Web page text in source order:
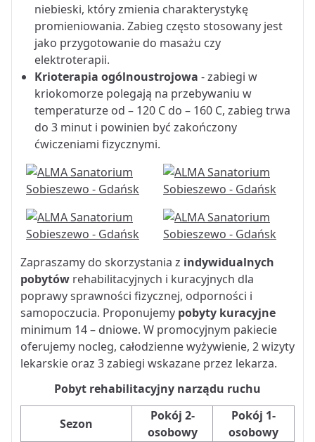
niebieski, który zmienia charakterystykę
promieniowania. Zabieg często stosowany jest
jako przygotowanie do masażu czy
elektroterapii.
Krioterapia ogólnoustrojowa - zabiegi w
kriokomorze polegają na przebywaniu w
temperaturze od – 120 C do – 160 C, zabieg trwa
do 3 minut i powinien być zakończony
ćwiczeniami fizycznymi.
Zapraszamy do skorzystania z indywidualnych
pobytów rehabilitacyjnych i kuracyjnych dla
poprawy sprawności fizycznej, odporności i
samopoczucia. Proponujemy pobyty kuracyjne
minimum 14 – dniowe. W promocyjnym pakiecie
oferujemy nocleg, całodzienne wyżywienie, 2 wizyty
lekarskie oraz 3 zabiegi wskazane przez lekarza.
Pobyt rehabilitacyjny narządu ruchu
Sezon
Pokój 2-
osobowy
Pokój 1-
osobowy